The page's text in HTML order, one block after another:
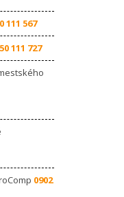
111 567
111 727
0902